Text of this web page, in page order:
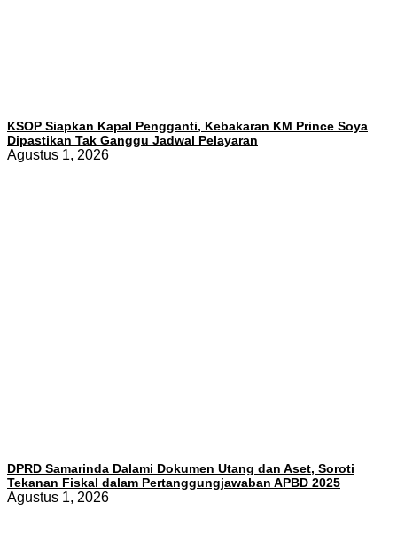
KSOP Siapkan Kapal Pengganti, Kebakaran KM Prince Soya
Dipastikan Tak Ganggu Jadwal Pelayaran
Agustus 1, 2026
DPRD Samarinda Dalami Dokumen Utang dan Aset, Soroti
Tekanan Fiskal dalam Pertanggungjawaban APBD 2025
Agustus 1, 2026